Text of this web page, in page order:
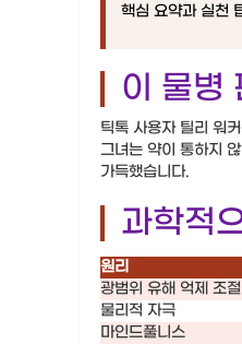
핵심 요약과 실천
이 물병
틱톡 사용자 틸리 워
그녀는 약이 통하지
가득했습니다.
과학적
원리
광범위 유해 억제 조절
물리적 자극
마인드풀니스